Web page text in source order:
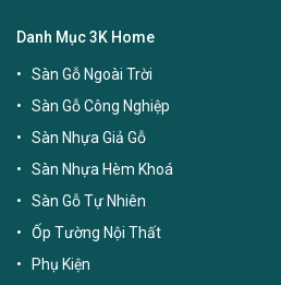
Danh Mục 3K Home
Sàn Gỗ Ngoài Trời
Sàn Gỗ Công Nghiệp
Sàn Nhựa Giả Gỗ
Sàn Nhựa Hèm Khoá
Sàn Gỗ Tự Nhiên
Ốp Tường Nội Thất
Phụ Kiện